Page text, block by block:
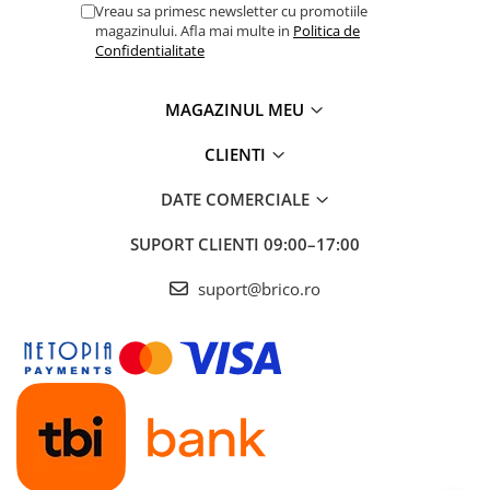
Seturi mobilier
Prelate
Umbrele
Gratare si accesorii
Vreau sa primesc newsletter cu promotiile
magazinului. Afla mai multe in Politica de
Confidentialitate
MAGAZINUL MEU
CLIENTI
DATE COMERCIALE
SUPORT CLIENTI 09:00–17:00
suport@brico.ro